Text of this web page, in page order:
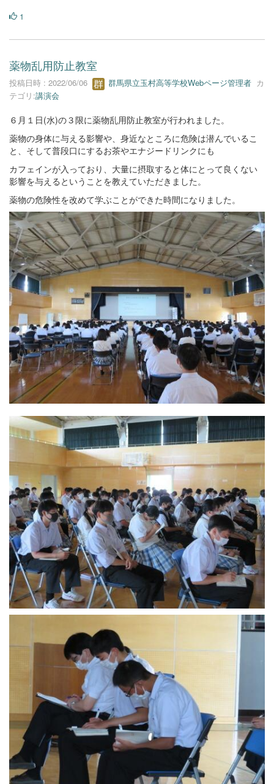
1
薬物乱用防止教室
投稿日時 : 2022/06/06 群馬県立玉村高等学校Webページ管理者 カ
テゴリ:講演会
６月１日(水)の３限に薬物乱用防止教室が行われました。
薬物の身体に与える影響や、身近なところに危険は潜んでいるこ
と、そして普段口にするお茶やエナジードリンクにも
カフェインが入っており、大量に摂取すると体にとって良くない
影響を与えるということを教えていただきました。
薬物の危険性を改めて学ぶことができた時間になりました。